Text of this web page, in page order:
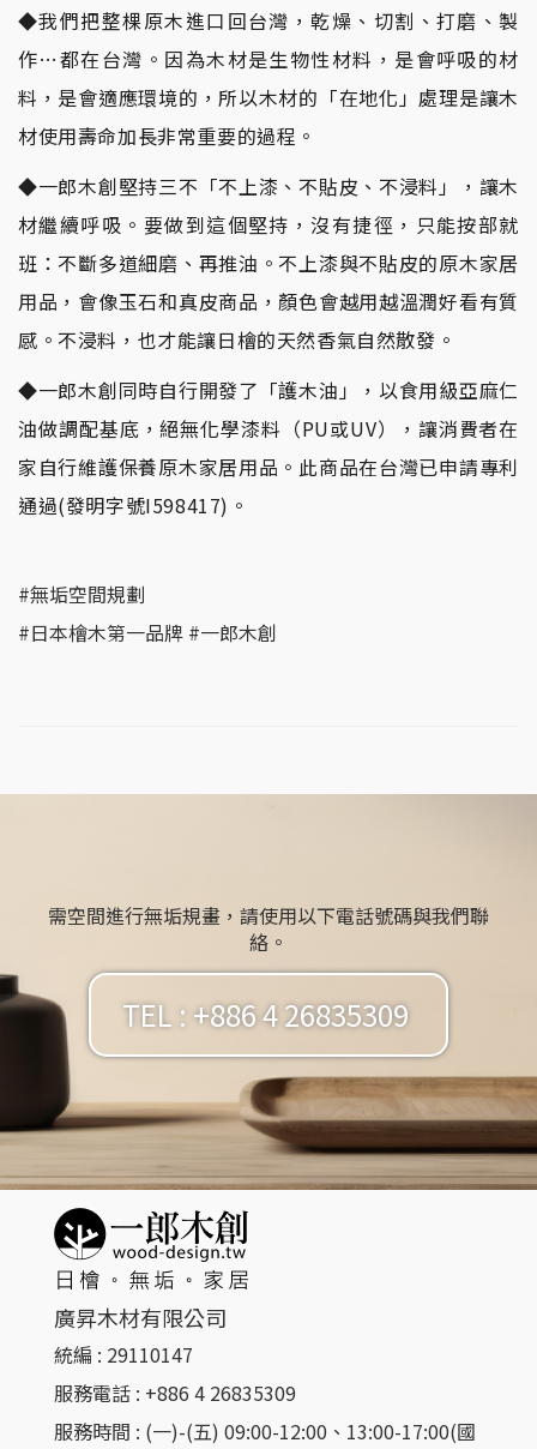
◆我們把整棵原木進口回台灣，乾燥、切割、打磨、製
作…都在台灣。因為木材是生物性材料，是會呼吸的材
料，是會適應環境的，所以木材的「在地化」處理是讓木
材使用壽命加長非常重要的過程。
◆一郎木創堅持三不「不上漆、不貼皮、不浸料」，讓木
材繼續呼吸。要做到這個堅持，沒有捷徑，只能按部就
班：不斷多道細磨、再推油。不上漆與不貼皮的原木家居
用品，會像玉石和真皮商品，顏色會越用越溫潤好看有質
感。不浸料，也才能讓日檜的天然香氣自然散發。
◆一郎木創同時自行開發了「護木油」，以食用級亞麻仁
油做調配基底，絕無化學漆料（PU或UV），讓消費者在
家自行維護保養原木家居用品。此商品在台灣已申請專利
通過(發明字號I598417)。
#無垢空間規劃
#日本檜木第一品牌 #一郎木創
需空間進行無垢規畫，請使用以下電話號碼與我們聯
絡。
TEL : +886 4 26835309
廣昇木材有限公司
統編 : 29110147
服務電話 : +886 4 26835309​
服務時間 : (一)-(五) 09:00-12:00、13:00-17:00(國